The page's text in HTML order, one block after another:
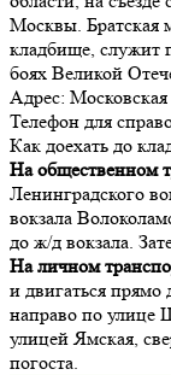
Москвы. Братская
кладбище, служит
боях Великой
Адрес:
Телефон для
Как доехать до
На общественном
Ленинградского
вокзала
до ж/д вокзала.
На личном
и двигаться прямо
направо по улице
улицей Ямская,
погоста.